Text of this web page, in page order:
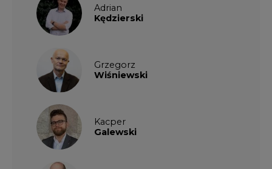
Adrian
Kędzierski
Grzegorz
Wiśniewski
Kacper
Galewski